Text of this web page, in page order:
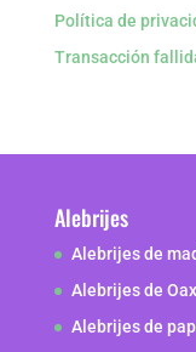
Política de
Transacción
Alebrijes
Alebrijes de
Alebrijes de
Alebrijes de